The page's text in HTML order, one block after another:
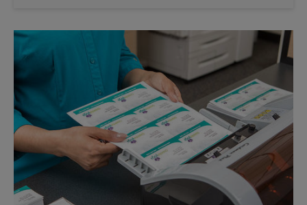
Lunes
6:30 PM
Martes
6:30 PM